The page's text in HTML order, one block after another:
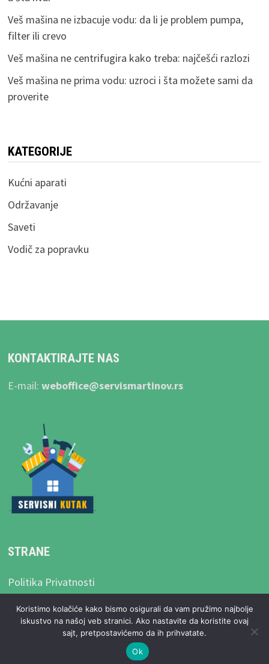
Veš mašina ne izbacuje vodu: da li je problem pumpa,
filter ili crevo
Veš mašina ne centrifugira kako treba: najčešći razlozi
Veš mašina ne prima vodu: uzroci i šta možete sami da
proverite
KATEGORIJE
Kućni aparati
Održavanje
Saveti
Vodič za popravku
KONTAKTIRAJTE NAS
E-mail: weboffice@servismartinov.rs
STRANE
Politika Privatnosti
Uslovi Korišćenja
Koristimo kolačiće kako bismo osigurali da vam pružimo najbolje
iskustvo na našoj veb stranici. Ako nastavite da koristite ovaj
sajt, pretpostavićemo da ih prihvatate.
Ok